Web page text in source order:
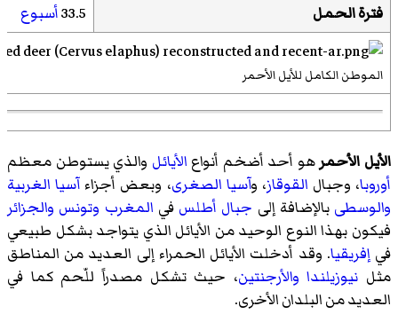
فترة الحمل
33.5أسبوع
الموطن الكامل للأيل الأحمر
الأيل الأحمرهو أحد أضخم أنواع الأيائل والذي يستوطن معظم
أوروبا، وجبال القوقاز، وآسيا الصغرى، وبعض أجزاء آسيا الغربية
والوسطى بالإضافة إلى جبال أطلس في المغرب وتونس والجزائر
فيكون بهذا النوع الوحيد من الأيائل الذي يتواجد بشكل طبيعي
فيإفريقيا. وقد أدخلت الأيائل الحمراء إلى العديد من المناطق
مثل نيوزيلندا والأرجنتين، حيث تشكل مصدراً للّحم كما في
العديد من البلدان الأخرى.